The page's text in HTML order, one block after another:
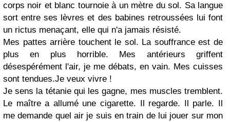
corps noir et blanc tournoie à un mètre du sol. Sa langue
sort entre ses lèvres et des babines retroussées lui font
un rictus menaçant, elle qui n'a jamais résisté.
Mes pattes arrière touchent le sol. La souffrance est de
plus en plus horrible. Mes antérieurs griffent
désespérément l'air, je me débats, en vain. Mes cuisses
sont tendues.Je veux vivre !
Je sens la tétanie qui les gagne, mes muscles tremblent.
Le maître a allumé une cigarette. Il regarde. Il parle. Il
me demande quel air je suis en train de lui jouer sur mon